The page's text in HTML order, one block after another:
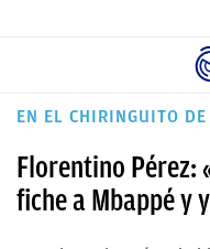
ÚLTIMAS
REAL
EN EL CHIRINGUITO DE
Florentino Pérez:
fiche a Mbappé y